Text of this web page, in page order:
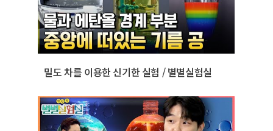
밀도 차를 이용한 신기한 실험 / 별별실험실